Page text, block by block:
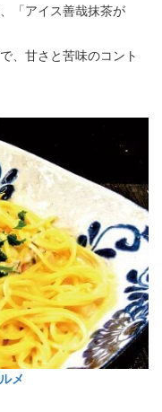
「アイス善哉抹茶が
、甘さと苦味のコント
メ